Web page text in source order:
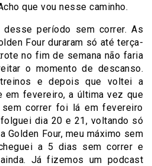
que vou nesse caminho.
desse período sem correr. As
Four duraram só até terça-
no fim de semana não faria
o momento de descanso.
e depois que voltei a
em fevereiro, a última vez que
correr foi lá em fevereiro
dia 20 e 21, voltando só
Golden Four, meu máximo sem
a 5 dias sem correr e
Já fizemos um podcast